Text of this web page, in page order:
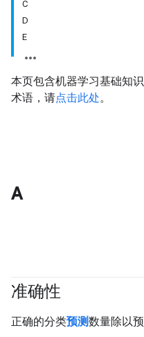
C
D
E
本页包含机器学习基础知
术语，请点击此处。
A
准确性
正确的分类预测数量除以